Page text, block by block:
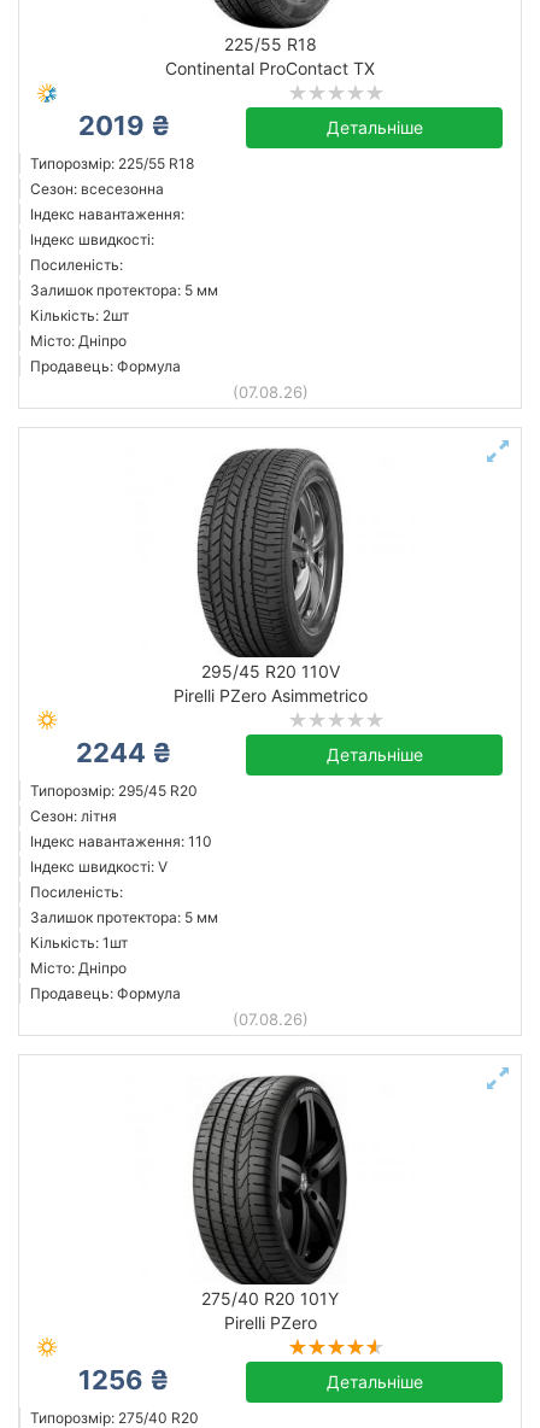
225/55 R18
Continental ProContact TX
2019 ₴ Детальніше
Типорозмір: 225/55 R18
Сезон: всесезонна
Індекс навантаження:
Індекс швидкості:
Посиленість:
Залишок протектора: 5 мм
Кількість: 2шт
Місто: Дніпро
Продавець: Формула
(07.08.26)
295/45 R20 110V
Pirelli PZero Asimmetrico
2244 ₴ Детальніше
Типорозмір: 295/45 R20
Сезон: літня
Індекс навантаження: 110
Індекс швидкості: V
Посиленість:
Залишок протектора: 5 мм
Кількість: 1шт
Місто: Дніпро
Продавець: Формула
(07.08.26)
275/40 R20 101Y
Pirelli PZero
1256 ₴ Детальніше
Типорозмір: 275/40 R20